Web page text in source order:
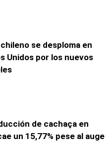
se desploma en
Unidos por los nuevos
de cachaça en
un 15,77% pese al auge